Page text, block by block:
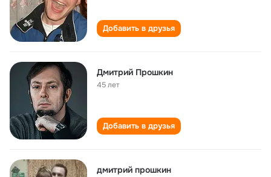
Добавить в друзья
Дмитрий Прошкин
45 лет
Добавить в друзья
дмитрий прошкин